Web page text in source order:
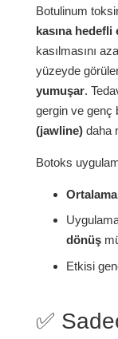
Botulinum
kasına
kasılmasını
yüzeyde
yumuşar.
gergin ve genç
(jawline) daha
Botoks
dönüş
Etkisi
✅